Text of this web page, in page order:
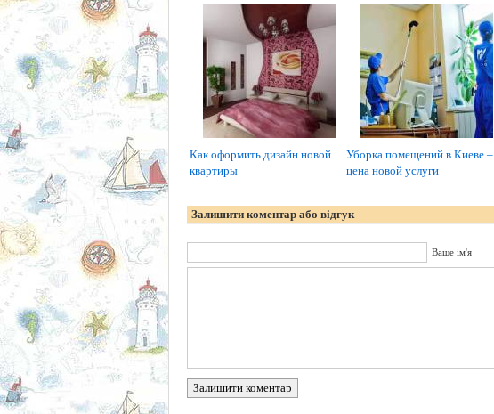
Как оформить дизайн новой
квартиры
Уборка помещений в Киеве –
цена новой услуги
Залишити коментар або відгук
Ваше ім'я
Залишити коментар